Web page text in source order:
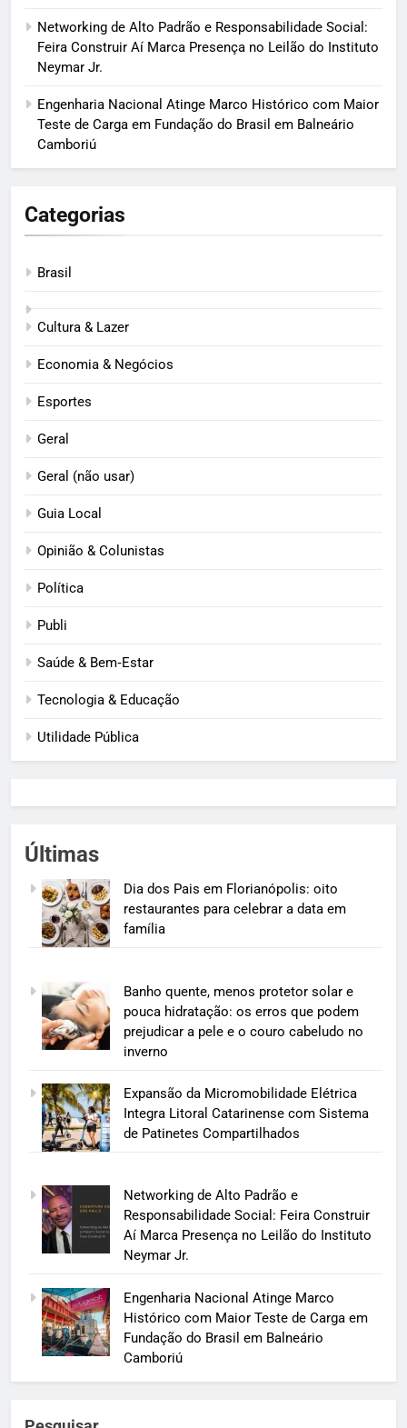
Networking de Alto Padrão e Responsabilidade Social:
Feira Construir Aí Marca Presença no Leilão do Instituto
Neymar Jr.
Engenharia Nacional Atinge Marco Histórico com Maior
Teste de Carga em Fundação do Brasil em Balneário
Camboriú
Categorias
Brasil
Cultura & Lazer
Economia & Negócios
Esportes
Geral
Geral (não usar)
Guia Local
Opinião & Colunistas
Política
Publi
Saúde & Bem‑Estar
Tecnologia & Educação
Utilidade Pública
Últimas
Dia dos Pais em Florianópolis: oito
restaurantes para celebrar a data em
família
Banho quente, menos protetor solar e
pouca hidratação: os erros que podem
prejudicar a pele e o couro cabeludo no
inverno
Expansão da Micromobilidade Elétrica
Integra Litoral Catarinense com Sistema
de Patinetes Compartilhados
Networking de Alto Padrão e
Responsabilidade Social: Feira Construir
Aí Marca Presença no Leilão do Instituto
Neymar Jr.
Engenharia Nacional Atinge Marco
Histórico com Maior Teste de Carga em
Fundação do Brasil em Balneário
Camboriú